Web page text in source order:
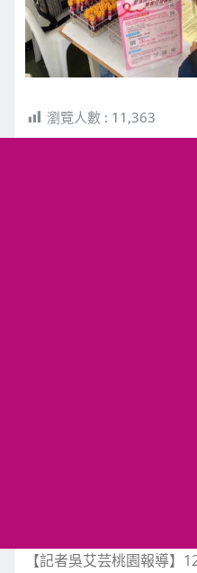
瀏覽人數 : 11,363
【記者吳艾芸桃園報導】